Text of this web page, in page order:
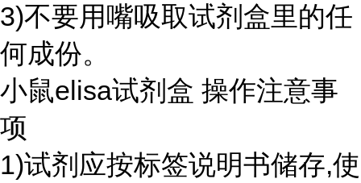
3)不要用嘴吸取试剂盒里的任
何成份。
小鼠elisa试剂盒 操作注意事
项
1)试剂应按标签说明书储存,使